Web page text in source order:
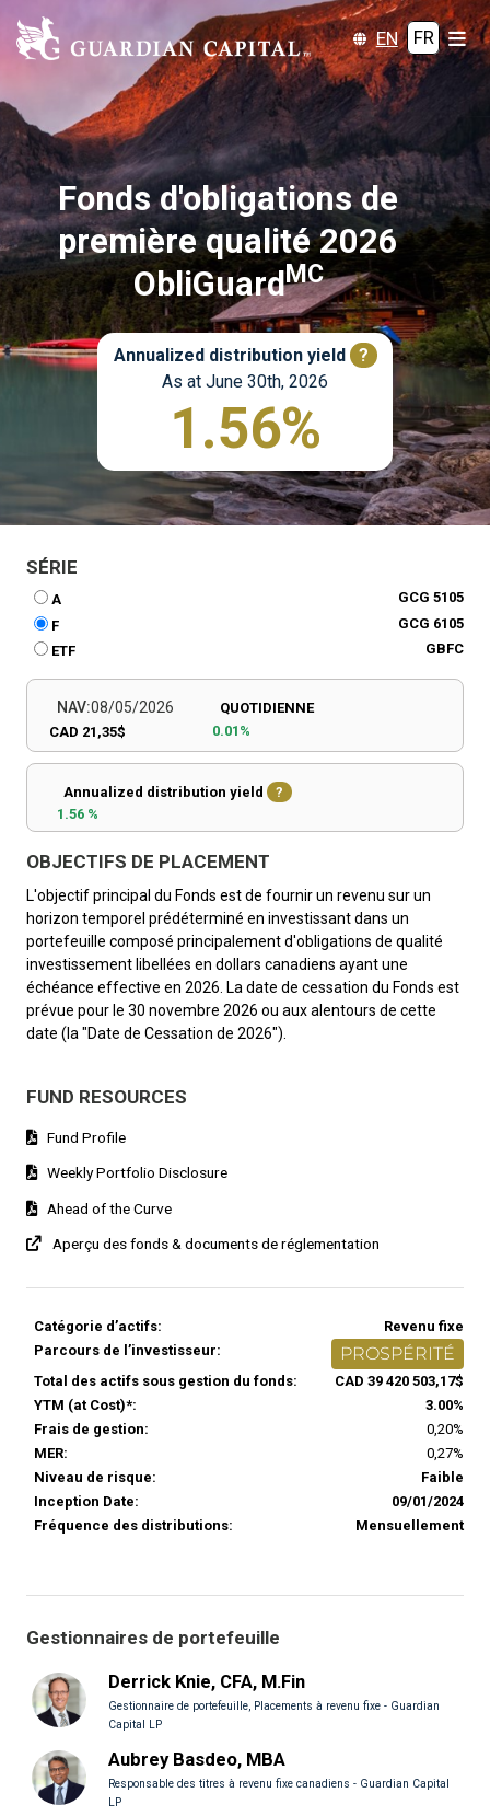
EN FR
Fonds d'obligations de
première qualité 2026
ObliGuardMC
Annualized distribution yield
?
As at June 30th, 2026
1.56%
SÉRIE
A
GCG 5105
F
GCG 6105
ETF
GBFC
NAV:08/05/2026
CAD 21,35$
QUOTIDIENNE
0.01%
Annualized distribution yield
?
1.56 %
OBJECTIFS DE PLACEMENT
L'objectif principal du Fonds est de fournir un revenu sur un
horizon temporel prédéterminé en investissant dans un
portefeuille composé principalement d'obligations de qualité
investissement libellées en dollars canadiens ayant une
échéance effective en 2026. La date de cessation du Fonds est
prévue pour le 30 novembre 2026 ou aux alentours de cette
date (la "Date de Cessation de 2026").
FUND RESOURCES
Fund Profile
Weekly Portfolio Disclosure
Ahead of the Curve
Aperçu des fonds & documents de réglementation
Catégorie d’actifs:
Revenu fixe
Parcours de l’investisseur:
PROSPÉRITÉ
Total des actifs sous gestion du fonds:
CAD 39 420 503,17$
YTM (at Cost)*:
3.00%
Frais de gestion:
0,20%
MER:
0,27%
Niveau de risque:
Faible
Inception Date:
09/01/2024
Fréquence des distributions:
Mensuellement
Gestionnaires de portefeuille
Derrick Knie, CFA, M.Fin
Gestionnaire de portefeuille, Placements à revenu fixe - Guardian
Capital LP
Aubrey Basdeo, MBA
Responsable des titres à revenu fixe canadiens - Guardian Capital
LP